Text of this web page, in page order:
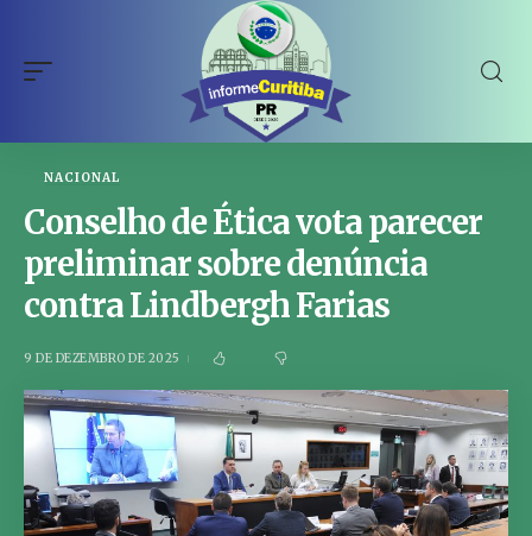
NACIONAL
Conselho de Ética vota parecer
preliminar sobre denúncia
contra Lindbergh Farias
9 DE DEZEMBRO DE 2025